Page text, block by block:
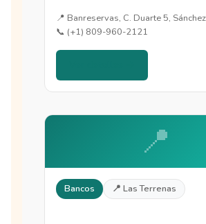
📍 Banreservas, C. Duarte 5,
📞 (+1) 809-960-2121
📍
Bancos 📍 Las Terrenas